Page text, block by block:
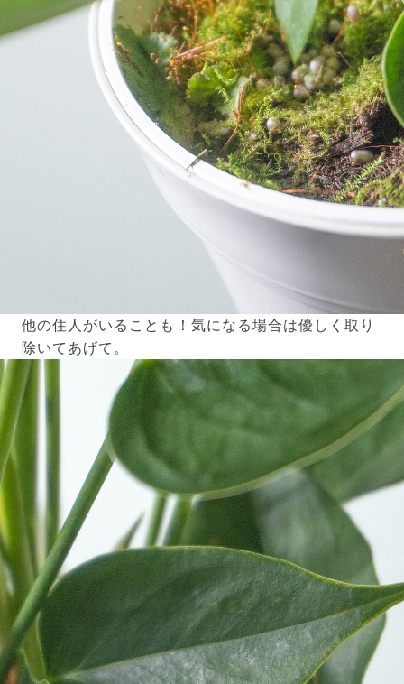
他の住人がいることも！気になる場合は優しく取り
除いてあげて。